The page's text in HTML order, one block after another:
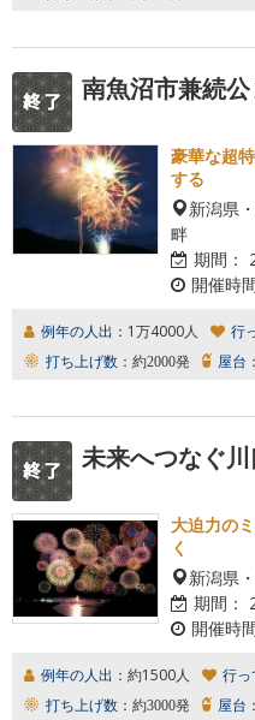
南魚沼市兼続
豪華な超
する
新潟県
畔
期間：
開催時
例年の人出： 1万4000人 行
打ち上げ数： 約2000発 屋台：
未来へつなぐ
大迫力の
く
新潟県
期間：
開催時
例年の人出： 約1500人 行っ
打ち上げ数： 約3000発 屋台：